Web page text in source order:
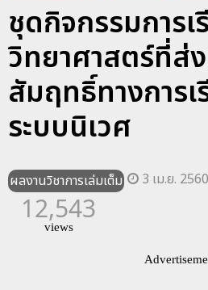
ชุดกิจกรรมการเ
วิทยาศาสตร์ที่ส่
สัมฤทธิ์ทางการเ
ระบบนิเวศ
ผลงานวิชาการเล่มเต็ม 3 เม.ย.
12,543
views